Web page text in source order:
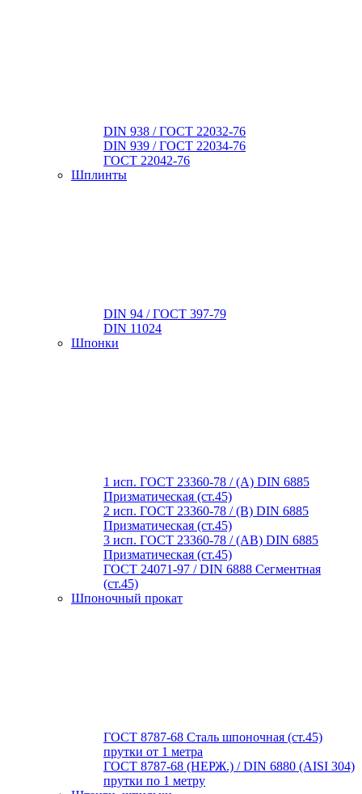
DIN 938 / ГОСТ 22032-76
DIN 939 / ГОСТ 22034-76
ГОСТ 22042-76
Шплинты
DIN 94 / ГОСТ 397-79
DIN 11024
Шпонки
1 исп. ГОСТ 23360-78 / (A) DIN 6885
Призматическая (ст.45)
2 исп. ГОСТ 23360-78 / (B) DIN 6885
Призматическая (ст.45)
3 исп. ГОСТ 23360-78 / (AB) DIN 6885
Призматическая (ст.45)
ГОСТ 24071-97 / DIN 6888 Сегментная
(ст.45)
Шпоночный прокат
ГОСТ 8787-68 Сталь шпоночная (ст.45)
прутки от 1 метра
ГОСТ 8787-68 (НЕРЖ.) / DIN 6880 (АISI 304)
прутки по 1 метру